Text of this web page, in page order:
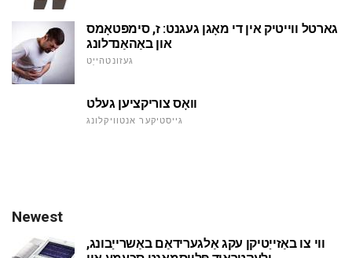
גארטל ווייטיק אין די מאָגן געגנט: ז, סימפּטאָמס
און באַהאַנדלונג
געזונטהייַט
וואָס צוריקציען געלט
גייסטיקער אנטוויקלונג
Newest
ווי צו באַזייַטיקן עקג אַלגערידאַם באַשרייַבונג,